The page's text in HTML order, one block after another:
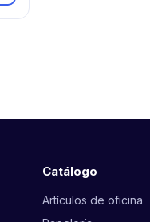
Catálogo
Artículos de oficina